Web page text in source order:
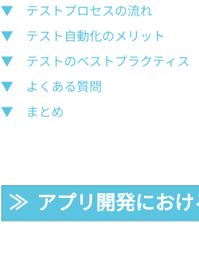
▼　テストプロセスの流れ
▼　テスト自動化のメリット
▼　テストのベストプラクティス
▼　よくある質問
▼　まとめ
≫  アプリ開発にお